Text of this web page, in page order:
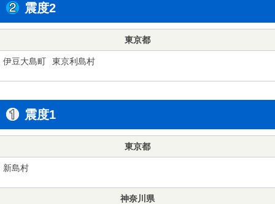
震度2
東京都
伊豆大島町 東京利島村
震度1
東京都
新島村
神奈川県